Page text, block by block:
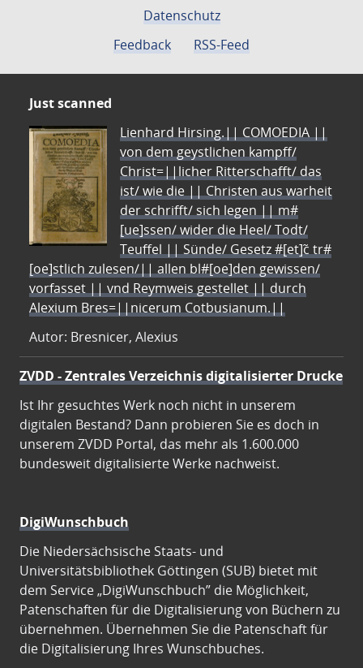
Datenschutz
Feedback
RSS-Feed
Just scanned
Lienhard Hirsing.|| COMOEDIA ||
von dem geystlichen kampff/
Christ=||licher Ritterschafft/ das
ist/ wie die || Christen aus warheit
der schrifft/ sich legen || m#
[ue]ssen/ wider die Heel/ Todt/
Teuffel || Sünde/ Gesetz #[et]c̃ tr#
[oe]stlich zulesen/|| allen bl#[oe]den gewissen/
vorfasset || vnd Reymweis gestellet || durch
Alexium Bres=||nicerum Cotbusianum.||
Autor: Bresnicer, Alexius
ZVDD - Zentrales Verzeichnis digitalisierter Drucke
Ist Ihr gesuchtes Werk noch nicht in unserem
digitalen Bestand? Dann probieren Sie es doch in
unserem ZVDD Portal, das mehr als 1.600.000
bundesweit digitalisierte Werke nachweist.
DigiWunschbuch
Die Niedersächsische Staats- und
Universitätsbibliothek Göttingen (SUB) bietet mit
dem Service „DigiWunschbuch” die Möglichkeit,
Patenschaften für die Digitalisierung von Büchern zu
übernehmen. Übernehmen Sie die Patenschaft für
die Digitalisierung Ihres Wunschbuches.